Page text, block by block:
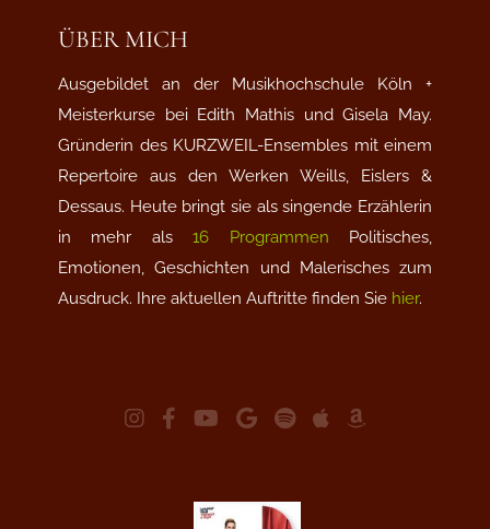
ÜBER MICH
Ausgebildet an der Musikhochschule Köln +
Meisterkurse bei Edith Mathis und Gisela May.
Gründerin des KURZWEIL-Ensembles mit einem
Repertoire aus den Werken Weills, Eislers &
Dessaus. Heute bringt sie als singende Erzählerin
in mehr als16 Programmen Politisches,
Emotionen, Geschichten und Malerisches zum
Ausdruck. Ihre aktuellen Auftritte finden Sie hier.